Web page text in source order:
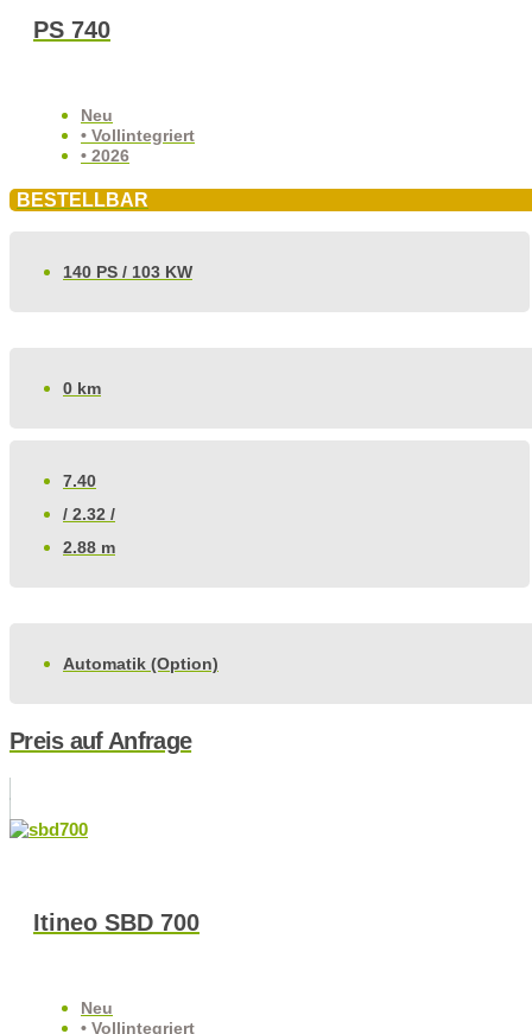
PS 740
Neu
• Vollintegriert
• 2026
BESTELLBAR
140 PS / 103 KW
0 km
7.40
/ 2.32 /
2.88 m
Automatik (Option)
Preis auf Anfrage
Itineo SBD 700
Neu
• Vollintegriert